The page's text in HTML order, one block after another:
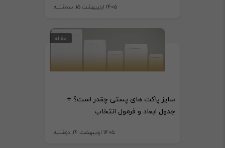
1405 اردیبهشت 15, سه‌شنبه
مقاله
سایز پاکت های پستی چقدر است؟ +
جدول ابعاد و فرمول انتخاب
1405 اردیبهشت 14, دوشنبه